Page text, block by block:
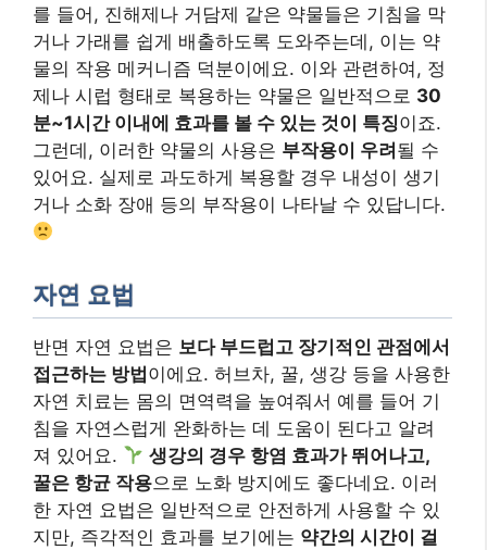
를 들어, 진해제나 거담제 같은 약물들은 기침을 막
거나 가래를 쉽게 배출하도록 도와주는데, 이는 약
물의 작용 메커니즘 덕분이에요. 이와 관련하여, 정
제나 시럽 형태로 복용하는 약물은 일반적으로 30
분~1시간 이내에 효과를 볼 수 있는 것이 특징이죠.
그런데, 이러한 약물의 사용은 부작용이 우려 될 수
있어요. 실제로 과도하게 복용할 경우 내성이 생기
거나 소화 장애 등의 부작용이 나타날 수 있답니다.
자연 요법
반면 자연 요법은 보다 부드럽고 장기적인 관점에서
접근하는 방법 이에요. 허브차, 꿀, 생강 등을 사용한
자연 치료는 몸의 면역력을 높여줘서 예를 들어 기
침을 자연스럽게 완화하는 데 도움이 된다고 알려
져 있어요.
생강의 경우 항염 효과가 뛰어나고,
꿀은 항균 작용으로 노화 방지에도 좋다네요. 이러
한 자연 요법은 일반적으로 안전하게 사용할 수 있
지만, 즉각적인 효과를 보기에는 약간의 시간이 걸